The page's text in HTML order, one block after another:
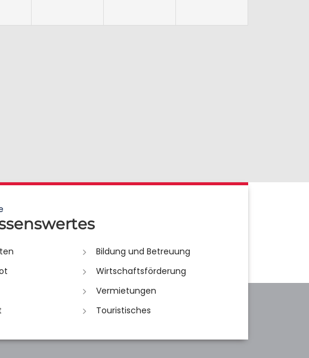
Bildung und Betreuung
Wirtschaftsförderung
Vermietungen
Touristisches